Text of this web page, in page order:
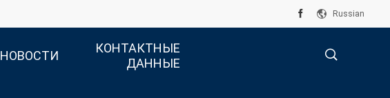
Russian
НОВОСТИ
КОНТАКТНЫЕ
ДАННЫЕ